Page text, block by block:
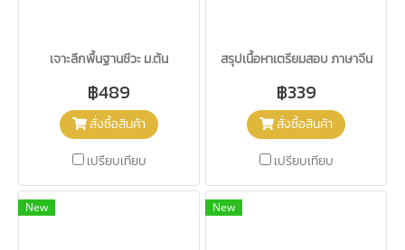
เจาะลึกพื้นฐานชีวะ ม.ต้น
฿489
สั่งซื้อสินค้า
เปรียบเทียบ
สรุปเนื้อหาเตรียมสอบ ภาษาจีน
฿339
สั่งซื้อสินค้า
เปรียบเทียบ
New New